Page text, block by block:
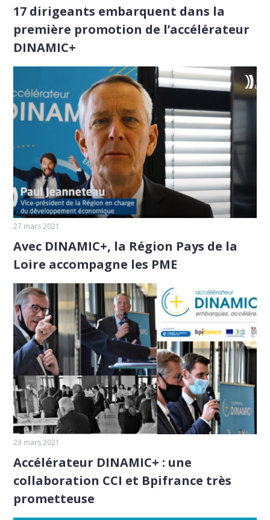
17 dirigeants embarquent dans la
première promotion de l’accélérateur
DINAMIC+
27 mars 2021
Avec DINAMIC+, la Région Pays de la
Loire accompagne les PME
23 mars 2021
Accélérateur DINAMIC+ : une
collaboration CCI et Bpifrance très
prometteuse